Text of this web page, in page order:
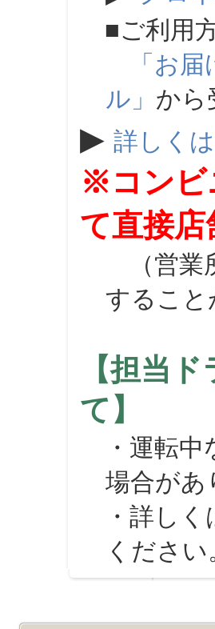
■ご利用
「お
ル」 から
▶ 詳しく
※コンビ
て直接
（営業
すること
【担当
て】
・運転中
場合があ
・詳しく
ください